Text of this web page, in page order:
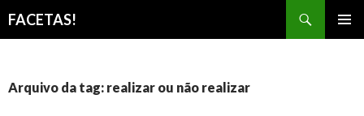
FACETAS!
CONTEÚDO
Arquivo da tag: realizar ou não realizar